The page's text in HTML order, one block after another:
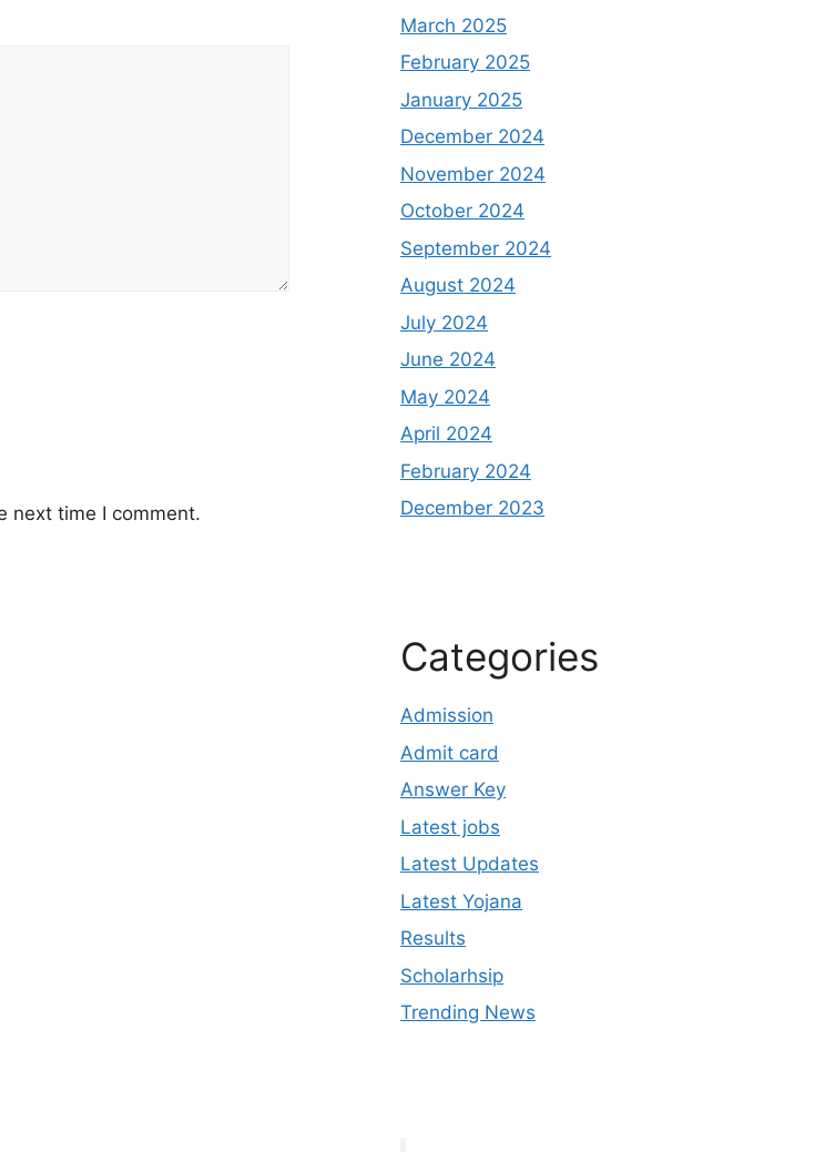
next time I comment.
March 2025
February 2025
January 2025
December 2024
November 2024
October 2024
September 2024
August 2024
July 2024
June 2024
May 2024
April 2024
February 2024
December 2023
Categories
Admission
Admit card
Answer Key
Latest jobs
Latest Updates
Latest Yojana
Results
Scholarhsip
Trending News